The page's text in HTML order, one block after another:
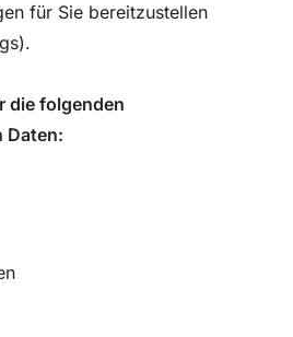
für Sie bereitzustellen
die folgenden
Daten: